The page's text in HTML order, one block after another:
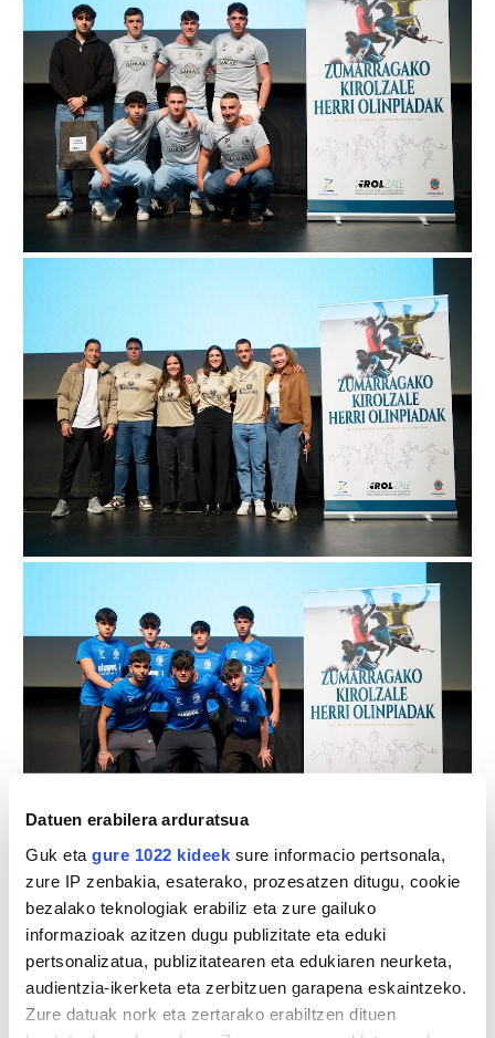
Datuen erabilera arduratsua
Guk eta gure 1022 kideek sure informacio pertsonala,
zure IP zenbakia, esaterako, prozesatzen ditugu, cookie
bezalako teknologiak erabiliz eta zure gailuko
informazioak azitzen dugu publizitate eta eduki
pertsonalizatua, publizitatearen eta edukiaren neurketa,
audientzia-ikerketa eta zerbitzuen garapena eskaintzeko.
Zure datuak nork eta zertarako erabiltzen dituen